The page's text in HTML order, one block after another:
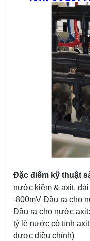
Đặc điểm kỹ thuật
nước kiềm & axit,
-800mV Đầu ra cho
Đầu ra cho nước
tỷ lệ nước có tính
được điều chỉnh)